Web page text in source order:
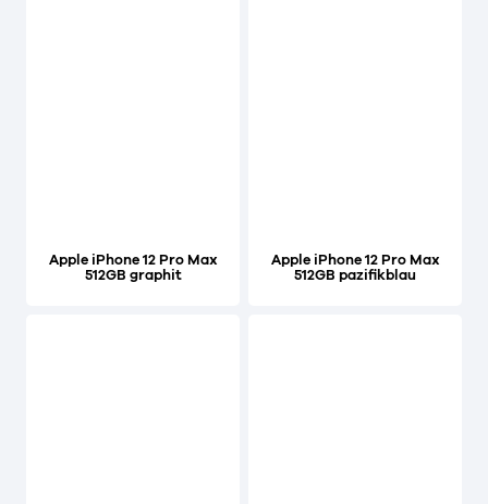
Apple iPhone 12 Pro Max
512GB graphit
Apple iPhone 12 Pro Max
512GB pazifikblau